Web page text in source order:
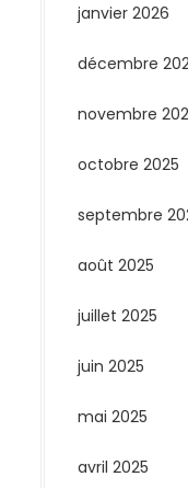
janvier 2026
décembre
novembre
octobre 2025
septembre
août 2025
juillet 2025
juin 2025
mai 2025
avril 2025